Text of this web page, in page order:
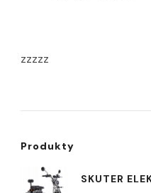
zzzzz
Produkty
SKUTER